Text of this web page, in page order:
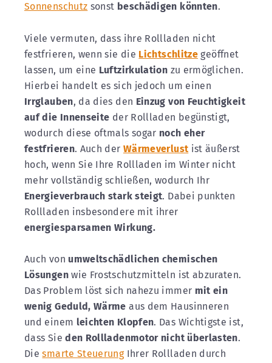
Sonnenschutz sonst beschädigen könnten.
Viele vermuten, dass ihre Rollladen nicht
festfrieren, wenn sie die Lichtschlitze geöffnet
lassen, um eine Luftzirkulation zu ermöglichen.
Hierbei handelt es sich jedoch um einen
Irrglauben, da dies den Einzug von Feuchtigkeit
auf die Innenseite der Rollladen begünstigt,
wodurch diese oftmals sogar noch eher
festfrieren. Auch der Wärmeverlustist äußerst
hoch, wenn Sie Ihre Rollladen im Winter nicht
mehr vollständig schließen, wodurch Ihr
Energieverbrauch stark steigt. Dabei punkten
Rollladen insbesondere mit ihrer
energiesparsamen Wirkung.
Auch von umweltschädlichen chemischen
Lösungenwie Frostschutzmitteln ist abzuraten.
Das Problem löst sich nahezu immer mit ein
wenig Geduld, Wärme aus dem Hausinneren
und einem leichten Klopfen. Das Wichtigste ist,
dass Sieden Rollladenmotor nicht überlasten.
Diesmarte SteuerungIhrer Rollladen durch